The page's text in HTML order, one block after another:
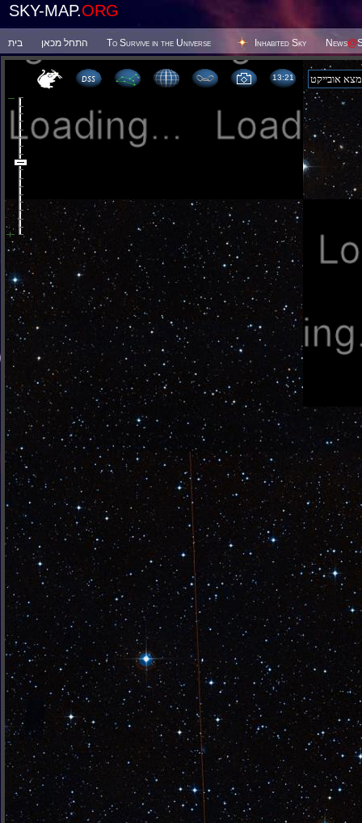
SKY-MAP.ORG
בית התחל מכאן To Survive in the Universe Inhabited Sky News@
13 21